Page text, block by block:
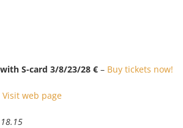
S-card 3/8/23/28 € – Buy tickets now!
Visit web page